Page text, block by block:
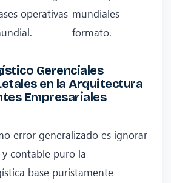
operativas mundiales
formato.
Gerenciales
en la Arquitectura
Empresariales
error generalizado es ignorar
contable puro la
base puristamente